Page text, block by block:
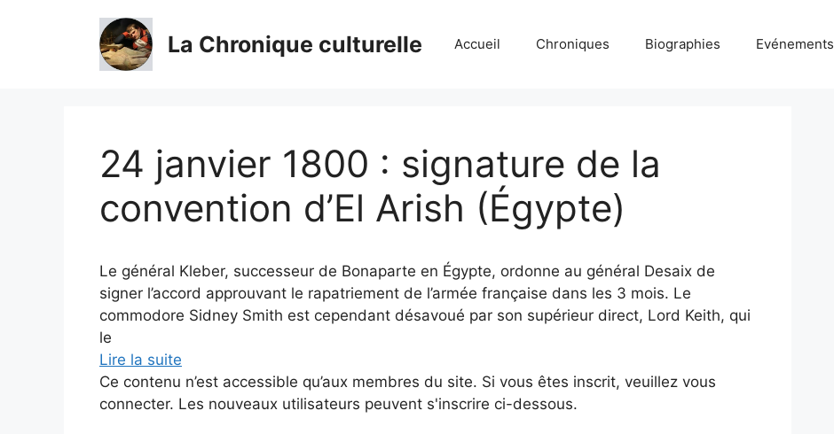
La Chronique culturelle Accueil Chroniques Biographies Evénements
24 janvier 1800 : signature de la
convention d’El Arish (Égypte)
Le général Kleber, successeur de Bonaparte en Égypte, ordonne au général Desaix de
signer l’accord approuvant le rapatriement de l’armée française dans les 3 mois. Le
commodore Sidney Smith est cependant désavoué par son supérieur direct, Lord Keith, qui
le
Lire la suite
Ce contenu n’est accessible qu’aux membres du site. Si vous êtes inscrit, veuillez vous
connecter. Les nouveaux utilisateurs peuvent s'inscrire ci-dessous.